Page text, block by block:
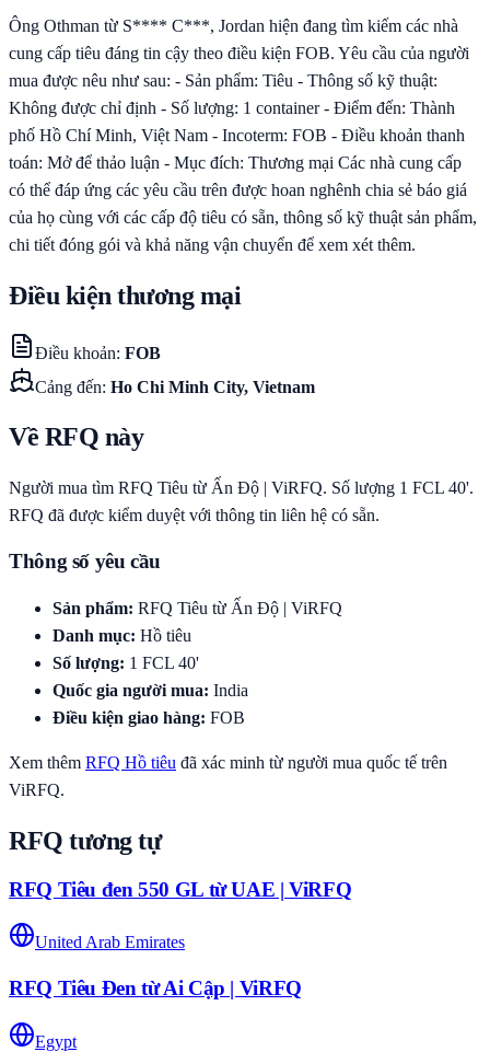
Ông Othman từ S**** C***, Jordan hiện đang tìm kiếm các nhà
cung cấp tiêu đáng tin cậy theo điều kiện FOB. Yêu cầu của người
mua được nêu như sau: - Sản phẩm: Tiêu - Thông số kỹ thuật:
Không được chỉ định - Số lượng: 1 container - Điểm đến: Thành
phố Hồ Chí Minh, Việt Nam - Incoterm: FOB - Điều khoản thanh
toán: Mở để thảo luận - Mục đích: Thương mại Các nhà cung cấp
có thể đáp ứng các yêu cầu trên được hoan nghênh chia sẻ báo giá
của họ cùng với các cấp độ tiêu có sẵn, thông số kỹ thuật sản phẩm,
chi tiết đóng gói và khả năng vận chuyển để xem xét thêm.
Điều kiện thương mại
Điều khoản: FOB
Cảng đến: Ho Chi Minh City, Vietnam
Về RFQ này
Người mua tìm RFQ Tiêu từ Ấn Độ | ViRFQ. Số lượng 1 FCL 40'.
RFQ đã được kiểm duyệt với thông tin liên hệ có sẵn.
Thông số yêu cầu
Sản phẩm: RFQ Tiêu từ Ấn Độ | ViRFQ
Danh mục: Hồ tiêu
Số lượng: 1 FCL 40'
Quốc gia người mua: India
Điều kiện giao hàng: FOB
Xem thêm RFQ Hồ tiêu đã xác minh từ người mua quốc tế trên
ViRFQ.
RFQ tương tự
RFQ Tiêu đen 550 GL từ UAE | ViRFQ
United Arab Emirates
RFQ Tiêu Đen từ Ai Cập | ViRFQ
Egypt